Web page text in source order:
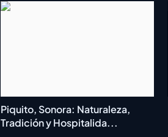
Piquito, Sonora: Naturaleza,
Tradición y Hospitalida...